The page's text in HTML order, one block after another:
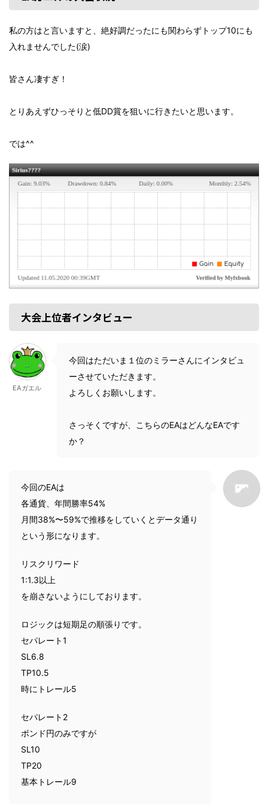
私の方はと言いますと、絶好調だったにも関わらずトップ10にも
入れませんでした(涙)
皆さん凄すぎ！
とりあえずひっそりと低DD賞を狙いに行きたいと思います。
では^^
大会上位者インタビュー
EAガエル
今回はただいま１位のミラーさんにインタビュ
ーさせていただきます。
よろしくお願いします。
さっそくですが、こちらのEAはどんなEAです
か？
今回のEAは
各通貨、年間勝率54%
月間38%〜59%で推移をしていくとデータ通り
という形になります。
リスクリワード
1:1.3以上
を崩さないようにしております。
ロジックは短期足の順張りです。
セパレート1
SL6.8
TP10.5
時にトレール5
セパレート2
ポンド円のみですが
SL10
TP20
基本トレール9